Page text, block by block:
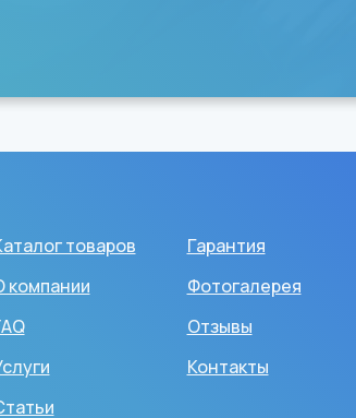
товаров
компании
Гарантия
Фотогалерея
Отзывы
Контакты